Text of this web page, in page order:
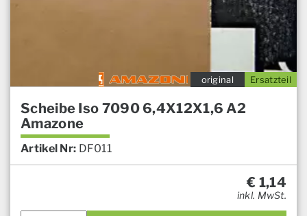
Ersatzteil
original
Scheibe Iso 7090 6,4X12X1,6 A2
Amazone
Artikel Nr: DF011
€ 1,14
inkl. MwSt.